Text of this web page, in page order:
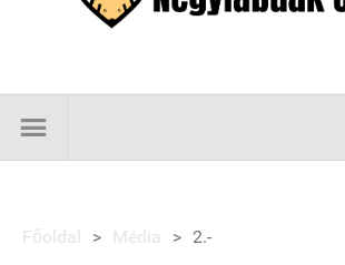
Főoldal > Média > 2.-